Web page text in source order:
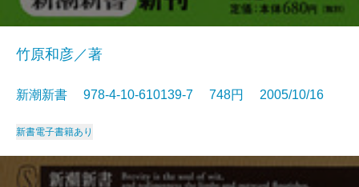
竹原和彦／著
新潮新書 978-4-10-610139-7 748円 2005/10/16
新書電子書籍あり